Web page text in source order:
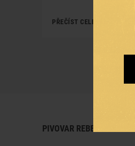
PŘEČÍST CELÉ
PIVOVAR REBEL